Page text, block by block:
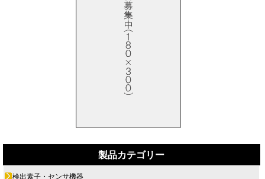
製品カテゴリー
検出素子・センサ機器